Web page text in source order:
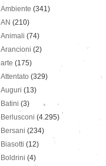
Ambiente (341)
AN (210)
Animali (74)
Arancioni (2)
arte (175)
Attentato (329)
Auguri (13)
Batini (3)
Berlusconi (4.295)
Bersani (234)
Biasotti (12)
Boldrini (4)